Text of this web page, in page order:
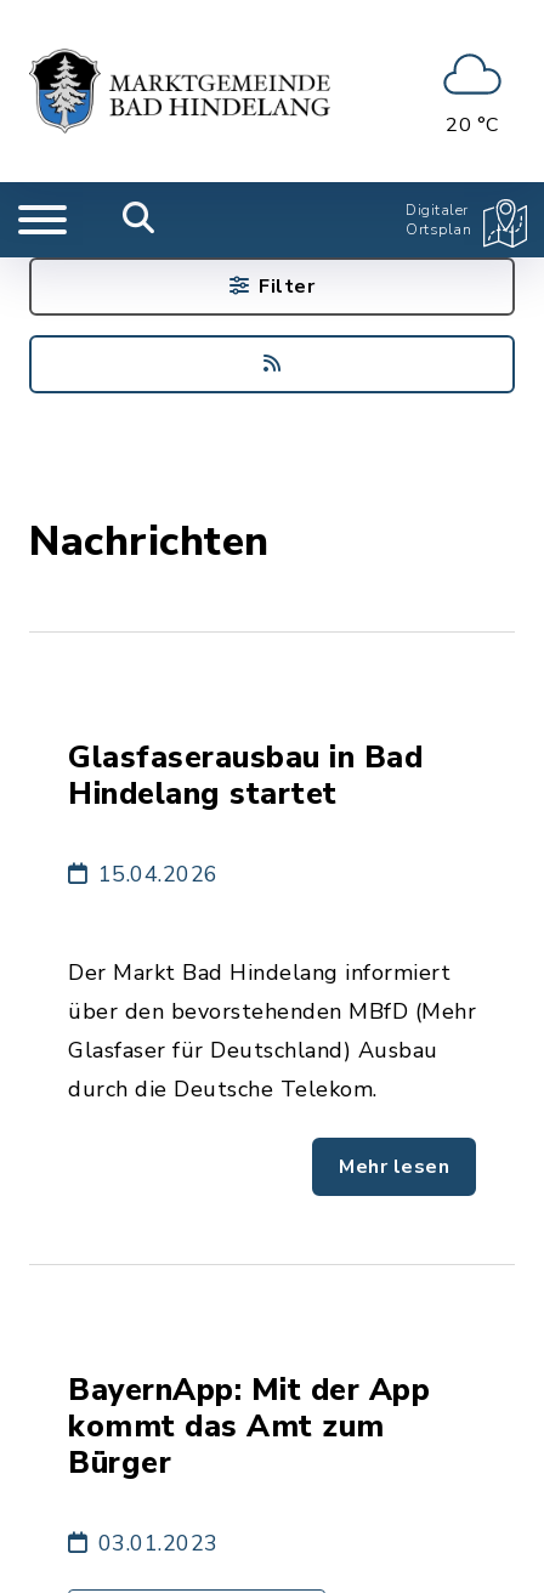
20 °C
Digitaler
Ortsplan
Nachrichten
Glasfaserausbau in Bad
Hindelang startet
15.04.2026
Der Markt Bad Hindelang informiert
über den bevorstehenden MBfD (Mehr
Glasfaser für Deutschland) Ausbau
durch die Deutsche Telekom.
Mehr lesen
BayernApp: Mit der App
kommt das Amt zum
Bürger
03.01.2023
Filter